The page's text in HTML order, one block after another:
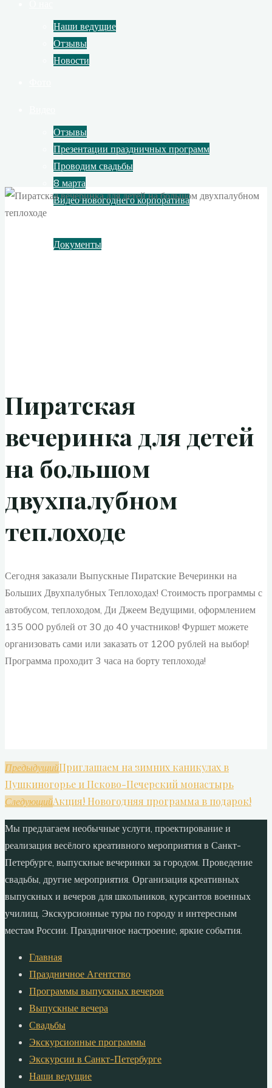
Наши ведущие
Отзывы
Новости
Отзывы
Презентации праздничных программ
Проводим свадьбы
8 марта
Видео новогоднего корпоратива
Контакты
Документы
Пиратская
вечеринка для детей
на большом
двухпалубном
теплоходе
Сегодня заказали Выпускные Пиратские Вечеринки на
Больших Двухпалубных Теплоходах! Стоимость программы с
автобусом, теплоходом, Ди Джеем Ведущими, оформлением
135 000 рублей от 30 до 40 участников! Фуршет можете
организовать сами или заказать от 1200 рублей на выбор!
Программа проходит 3 часа на борту теплохода!
ПредыдущийПриглашаем на зимних каникулах в
Пушкиногорье и Псково-Печерский монастырь
СледующийАкция! Новогодняя программа в подарок!
Мы предлагаем необычные услуги, проектирование и
реализация весёлого креативного мероприятия в Санкт-
Петербурге, выпускные вечеринки за городом. Проведение
свадьбы, другие мероприятия. Организация креативных
выпускных и вечеров для школьников, курсантов военных
училищ. Экскурсионные туры по городу и интересным
местам России. Праздничное настроение, яркие события.
Главная
Праздничное Агентство
Программы выпускных вечеров
Выпускные вечера
Свадьбы
Экскурсионные программы
Экскурсии в Санкт-Петербурге
Наши ведущие